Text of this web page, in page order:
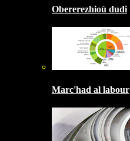
Obererezhioù dudi
Marc'had al labour